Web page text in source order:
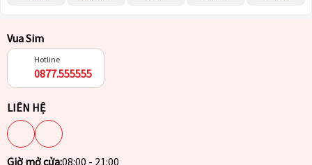
Vua Sim
Hotline
0877.555555
LIÊN HỆ
Giờ mở cửa:08:00 - 21:00